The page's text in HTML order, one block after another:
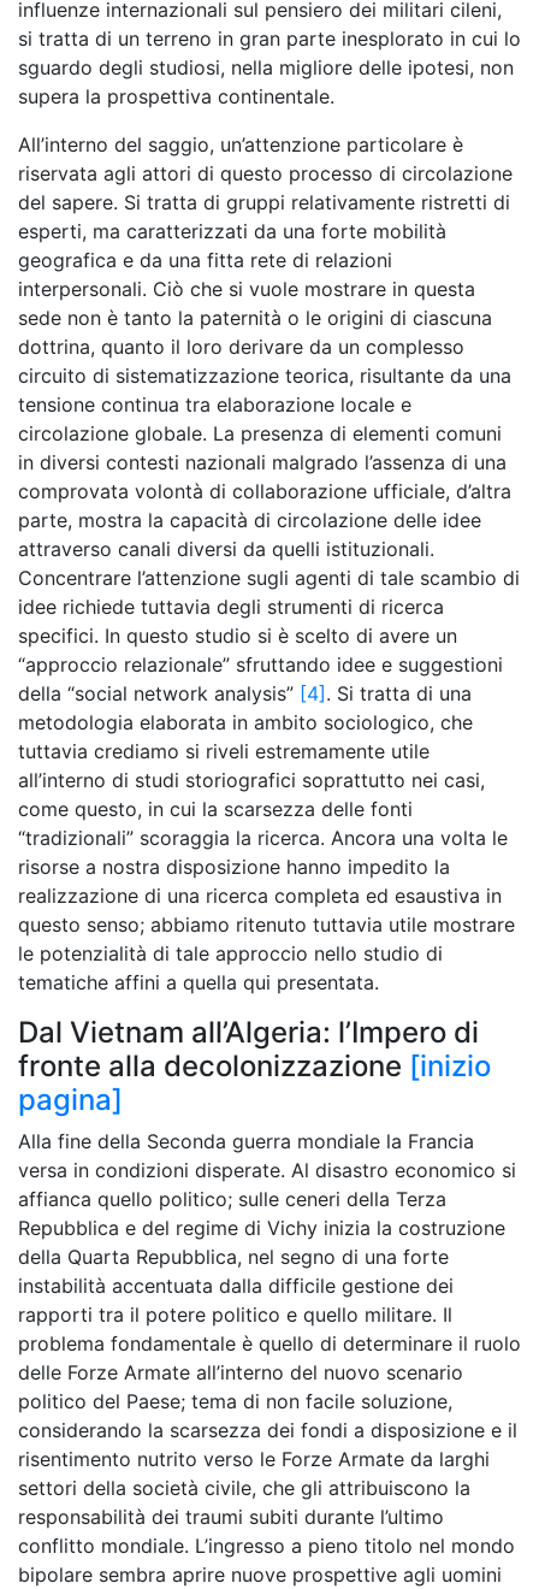
influenze internazionali sul pensiero dei militari cileni,
si tratta di un terreno in gran parte inesplorato in cui lo
sguardo degli studiosi, nella migliore delle ipotesi, non
supera la prospettiva continentale.
All’interno del saggio, un’attenzione particolare è
riservata agli attori di questo processo di circolazione
del sapere. Si tratta di gruppi relativamente ristretti di
esperti, ma caratterizzati da una forte mobilità
geografica e da una fitta rete di relazioni
interpersonali. Ciò che si vuole mostrare in questa
sede non è tanto la paternità o le origini di ciascuna
dottrina, quanto il loro derivare da un complesso
circuito di sistematizzazione teorica, risultante da una
tensione continua tra elaborazione locale e
circolazione globale. La presenza di elementi comuni
in diversi contesti nazionali malgrado l’assenza di una
comprovata volontà di collaborazione ufficiale, d’altra
parte, mostra la capacità di circolazione delle idee
attraverso canali diversi da quelli istituzionali.
Concentrare l’attenzione sugli agenti di tale scambio di
idee richiede tuttavia degli strumenti di ricerca
specifici. In questo studio si è scelto di avere un
“approccio relazionale” sfruttando idee e suggestioni
della “social network analysis” [4]. Si tratta di una
metodologia elaborata in ambito sociologico, che
tuttavia crediamo si riveli estremamente utile
all’interno di studi storiografici soprattutto nei casi,
come questo, in cui la scarsezza delle fonti
“tradizionali” scoraggia la ricerca. Ancora una volta le
risorse a nostra disposizione hanno impedito la
realizzazione di una ricerca completa ed esaustiva in
questo senso; abbiamo ritenuto tuttavia utile mostrare
le potenzialità di tale approccio nello studio di
tematiche affini a quella qui presentata.
Dal Vietnam all’Algeria: l’Impero di
fronte alla decolonizzazione [inizio
pagina]
Alla fine della Seconda guerra mondiale la Francia
versa in condizioni disperate. Al disastro economico si
affianca quello politico; sulle ceneri della Terza
Repubblica e del regime di Vichy inizia la costruzione
della Quarta Repubblica, nel segno di una forte
instabilità accentuata dalla difficile gestione dei
rapporti tra il potere politico e quello militare. Il
problema fondamentale è quello di determinare il ruolo
delle Forze Armate all’interno del nuovo scenario
politico del Paese; tema di non facile soluzione,
considerando la scarsezza dei fondi a disposizione e il
risentimento nutrito verso le Forze Armate da larghi
settori della società civile, che gli attribuiscono la
responsabilità dei traumi subiti durante l’ultimo
conflitto mondiale. L’ingresso a pieno titolo nel mondo
bipolare sembra aprire nuove prospettive agli uomini